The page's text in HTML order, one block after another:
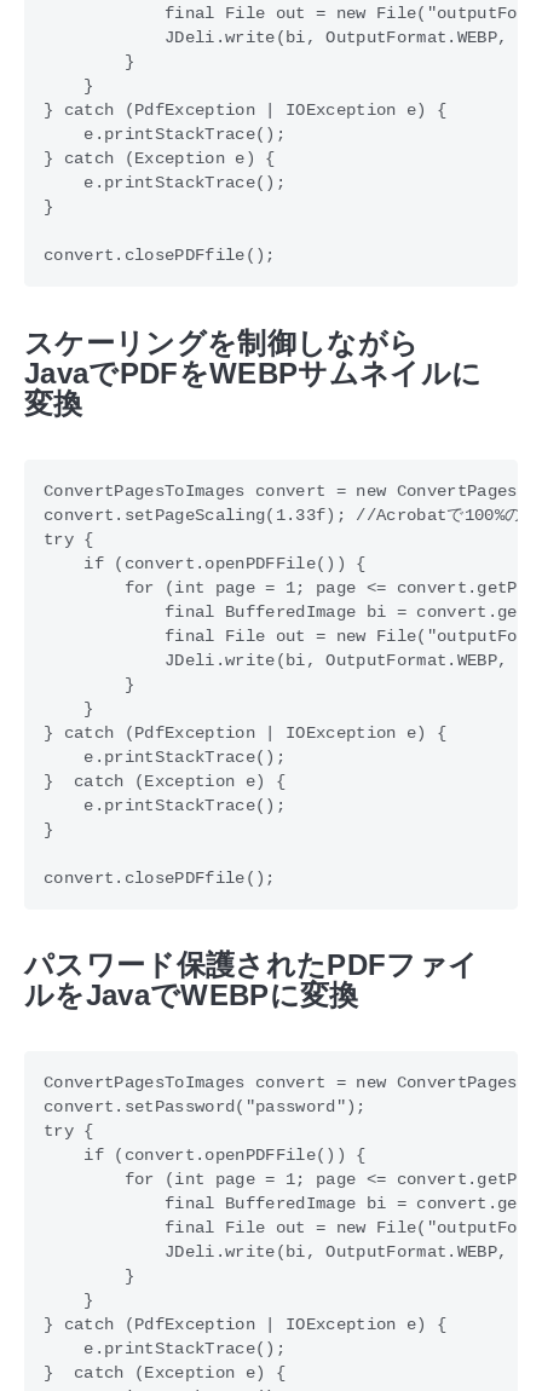
final File out = new
JDeli.write(bi,
        }
    }
} catch (PdfException | IOException e) {
    e.printStackTrace();
} catch (Exception e) {
    e.printStackTrace();
}
スケーリングを制御しながら
JavaでPDFをWEBPサムネイルに
変換
ConvertPagesToImages convert = new
convert.setPageScaling(1.33f); //Acrobatで100%のとき
try {
    if (convert.openPDFFile()) {
for (int page = 1; page <=
final BufferedImage bi =
final File out = new
JDeli.write(bi,
        }
    }
} catch (PdfException | IOException e) {
    e.printStackTrace();
}  catch (Exception e) {
    e.printStackTrace();
}
パスワード保護されたPDFファイ
ルをJavaでWEBPに変換
ConvertPagesToImages convert = new
convert.setPassword("password");
try {
    if (convert.openPDFFile()) {
for (int page = 1; page <=
final BufferedImage bi =
final File out = new
JDeli.write(bi, OutputFormat.WEBP,
        }
    }
} catch (PdfException | IOException e) {
    e.printStackTrace();
}  catch (Exception e) {